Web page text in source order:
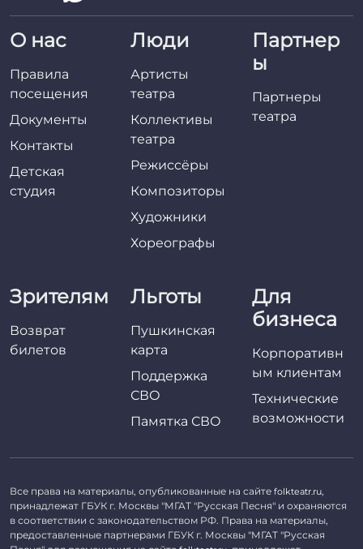
О нас
Правила
посещения
Документы
Контакты
Детская
студия
Люди
Артисты
театра
Коллективы
театра
Режиссёры
Композиторы
Художники
Хореографы
Партнер
ы
Партнеры
театра
Зрителям
Возврат
билетов
Льготы
Пушкинская
карта
Поддержка
СВО
Памятка СВО
Для
бизнеса
Корпоративн
ым клиентам
Технические
возможности
Все права на материалы, опубликованные на сайте folkteatr.ru,
принадлежат ГБУК г. Москвы "МГАТ "Русская Песня" и охраняются
в соответствии с законодательством РФ. Права на материалы,
предоставленные партнерами ГБУК г. Москвы "МГАТ "Русская